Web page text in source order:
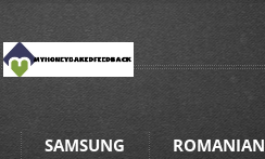
SAMSUNG ROMANIAN